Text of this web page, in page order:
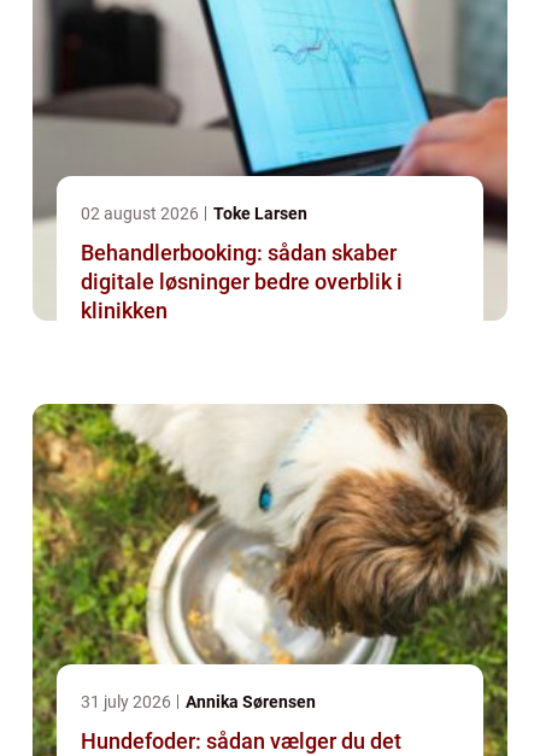
02 august 2026 Toke Larsen
Behandlerbooking: sådan skaber
digitale løsninger bedre overblik i
klinikken
31 july 2026 Annika Sørensen
Hundefoder: sådan vælger du det